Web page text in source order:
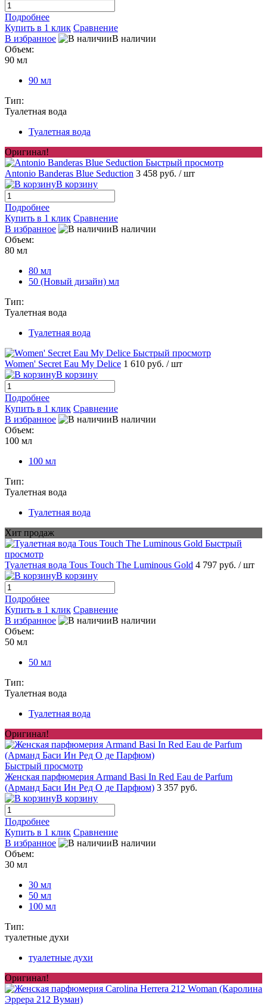
Подробнее
Купить в 1 клик Сравнение
В избранное
В наличии
Объем:
90 мл
90 мл
Тип:
Туалетная вода
Туалетная вода
Оригинал!
Быстрый просмотр
Antonio Banderas Blue Seduction 3 458 руб. / шт
В корзину
Подробнее
Купить в 1 клик Сравнение
В избранное
В наличии
Объем:
80 мл
80 мл
50 (Новый дизайн) мл
Тип:
Туалетная вода
Туалетная вода
Быстрый просмотр
Women' Secret Eau My Delice 1 610 руб. / шт
В корзину
Подробнее
Купить в 1 клик Сравнение
В избранное
В наличии
Объем:
100 мл
100 мл
Тип:
Туалетная вода
Туалетная вода
Хит продаж
Быстрый
просмотр
Туалетная вода Tous Touch The Luminous Gold 4 797 руб. / шт
В корзину
Подробнее
Купить в 1 клик Сравнение
В избранное
В наличии
Объем:
50 мл
50 мл
Тип:
Туалетная вода
Туалетная вода
Оригинал!
Быстрый просмотр
Женская парфюмерия Armand Basi In Red Eau de Parfum
(Арманд Баси Ин Ред О де Парфюм) 3 357 руб.
В корзину
Подробнее
Купить в 1 клик Сравнение
В избранное
В наличии
Объем:
30 мл
30 мл
50 мл
100 мл
Тип:
туалетные духи
туалетные духи
Оригинал!